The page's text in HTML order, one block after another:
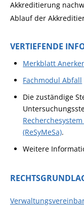
Akkreditierung
Ablauf der
VERTIEFENDE
Merkblatt
Fachmodul Abfall
Die zuständige
(ReSyMeSa).
Weitere